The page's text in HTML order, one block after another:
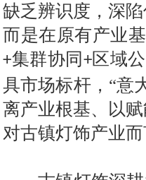
缺乏辨识度，深
而是在原有产业
+集群协同 +区域
具市场标杆，“意
离产业根基、以
对古镇灯饰产业